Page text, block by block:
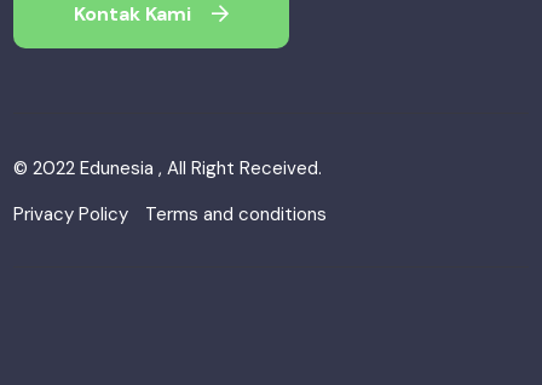
Kontak Kami
© 2022 Edunesia , All Right Received.
Privacy Policy
Terms and conditions